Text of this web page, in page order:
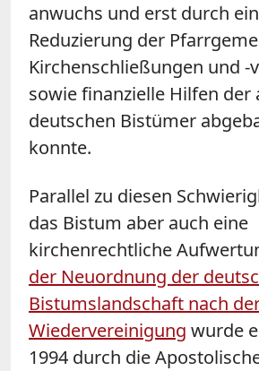
anwuchs und erst durch
Reduzierung der
Kirchenschließungen und -
sowie finanzielle Hilfen der
deutschen Bistümer
konnte.
Parallel zu diesen
das Bistum aber auch eine
kirchenrechtliche
der Neuordnung der
Bistumslandschaft nach
Wiedervereinigung wurde
1994 durch die